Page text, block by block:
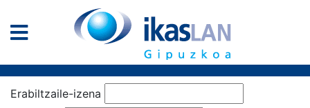
Erabiltzaile-izena